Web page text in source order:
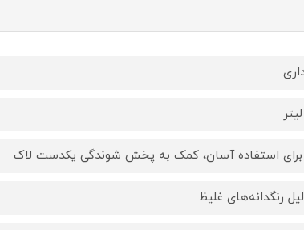
استفاده آسان، کمک به پخش شوندگی یکدست لاک
رنگدانه‌های غلیظ